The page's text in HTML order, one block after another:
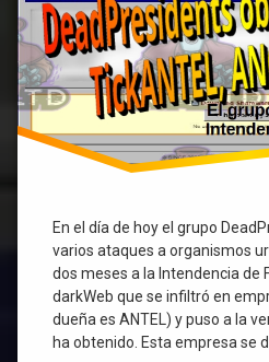
En el día de hoy el grupo
varios ataques a organismos
dos meses a la Intendencia de
darkWeb que se infiltró en
dueña es ANTEL) y puso a la
ha obtenido. Esta empresa se
públicas…